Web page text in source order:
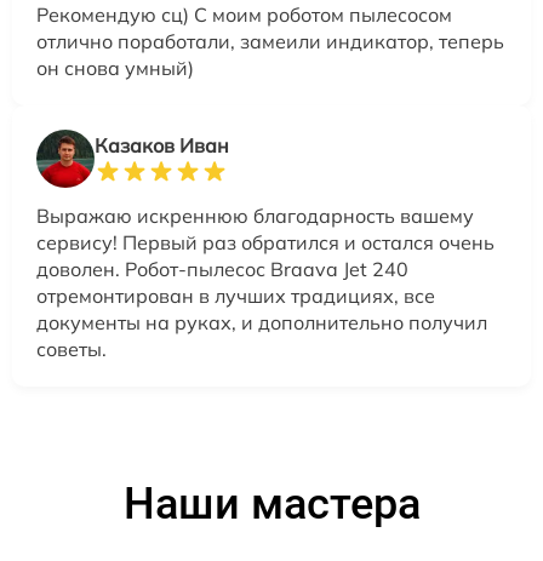
Рекомендую сц) С моим роботом пылесосом
отлично поработали, замеили индикатор, теперь
он снова умный)
Казаков Иван
Выражаю искреннюю благодарность вашему
сервису! Первый раз обратился и остался очень
доволен. Робот-пылесос Braava Jet 240
отремонтирован в лучших традициях, все
документы на руках, и дополнительно получил
советы.
Наши мастера